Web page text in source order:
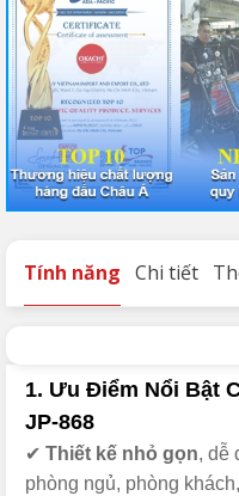
Tính năng Chi tiết
1. Ưu Điểm Nổi Bật
JP-868
✔ Thiết kế nhỏ gọn, dễ
phòng ngủ, phòng